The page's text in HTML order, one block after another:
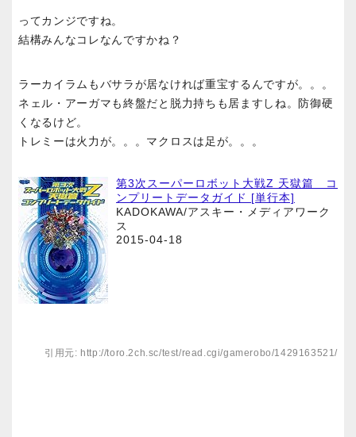
ってカンジですね。
結構みんなコレなんですかね？
ラーカイラムもバサラが居なければ重宝するんですが。。。
ネェル・アーガマも終盤だと脱力持ちも居ますしね。防御硬
くなるけど。
トレミーは火力が。。。マクロスは足が。。。
第3次スーパーロボット大戦Z 天獄篇 コ
ンプリートデータガイド [単行本]
KADOKAWA/アスキー・メディアワーク
ス
2015-04-18
引用元: http://toro.2ch.sc/test/read.cgi/gamerobo/1429163521/